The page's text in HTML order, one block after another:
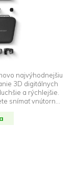
najvýhodnejšiu
3D digitálnych
a rýchlejšie.
snímať vnútorné
online na
a